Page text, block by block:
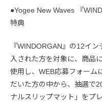
●Yogee New Waves 『
特典
『WINDORGAN』の12イ
入された方を対象に、商品
使用し、WEB応募フォーム
だいた方の中から、抽選で
ナルスリップマット」をプ